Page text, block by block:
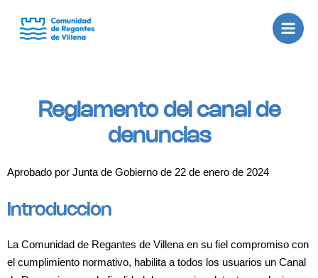
contenido
Main
Menu
Reglamento del canal de
denuncias
Aprobado por Junta de Gobierno de 22 de enero de 2024
Introducción
La Comunidad de Regantes de Villena en su fiel compromiso con
el cumplimiento normativo, habilita a todos los usuarios un Canal